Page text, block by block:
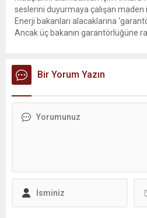
seslerini duyurmaya çalışan maden
Enerji bakanları alacaklarına
Ancak üç bakanın garantörlüğüne
bünyesindeki Doruk Madencilik’te
Bir Yorum Yazın